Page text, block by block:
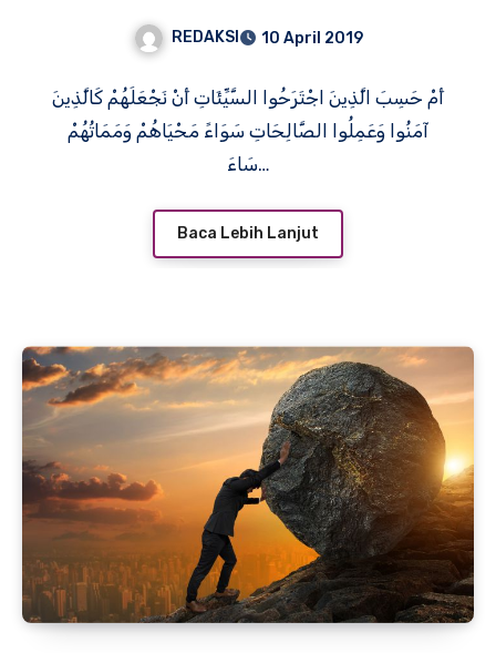
REDAKSI 10 April 2019
أَمْ حَسِبَ الَّذِينَ اجْتَرَحُوا السَّيِّئَاتِ أَنْ نَجْعَلَهُمْ كَالَّذِينَ
آمَنُوا وَعَمِلُوا الصَّالِحَاتِ سَوَاءً مَحْيَاهُمْ وَمَمَاتُهُمْ
سَاءَ…
Baca Lebih Lanjut